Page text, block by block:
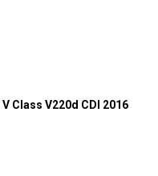
Class V220d CDI 2016